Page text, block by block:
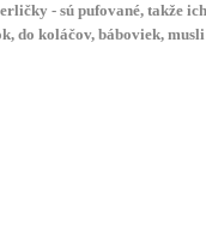
- sú pufované, takže
do koláčov, báboviek,